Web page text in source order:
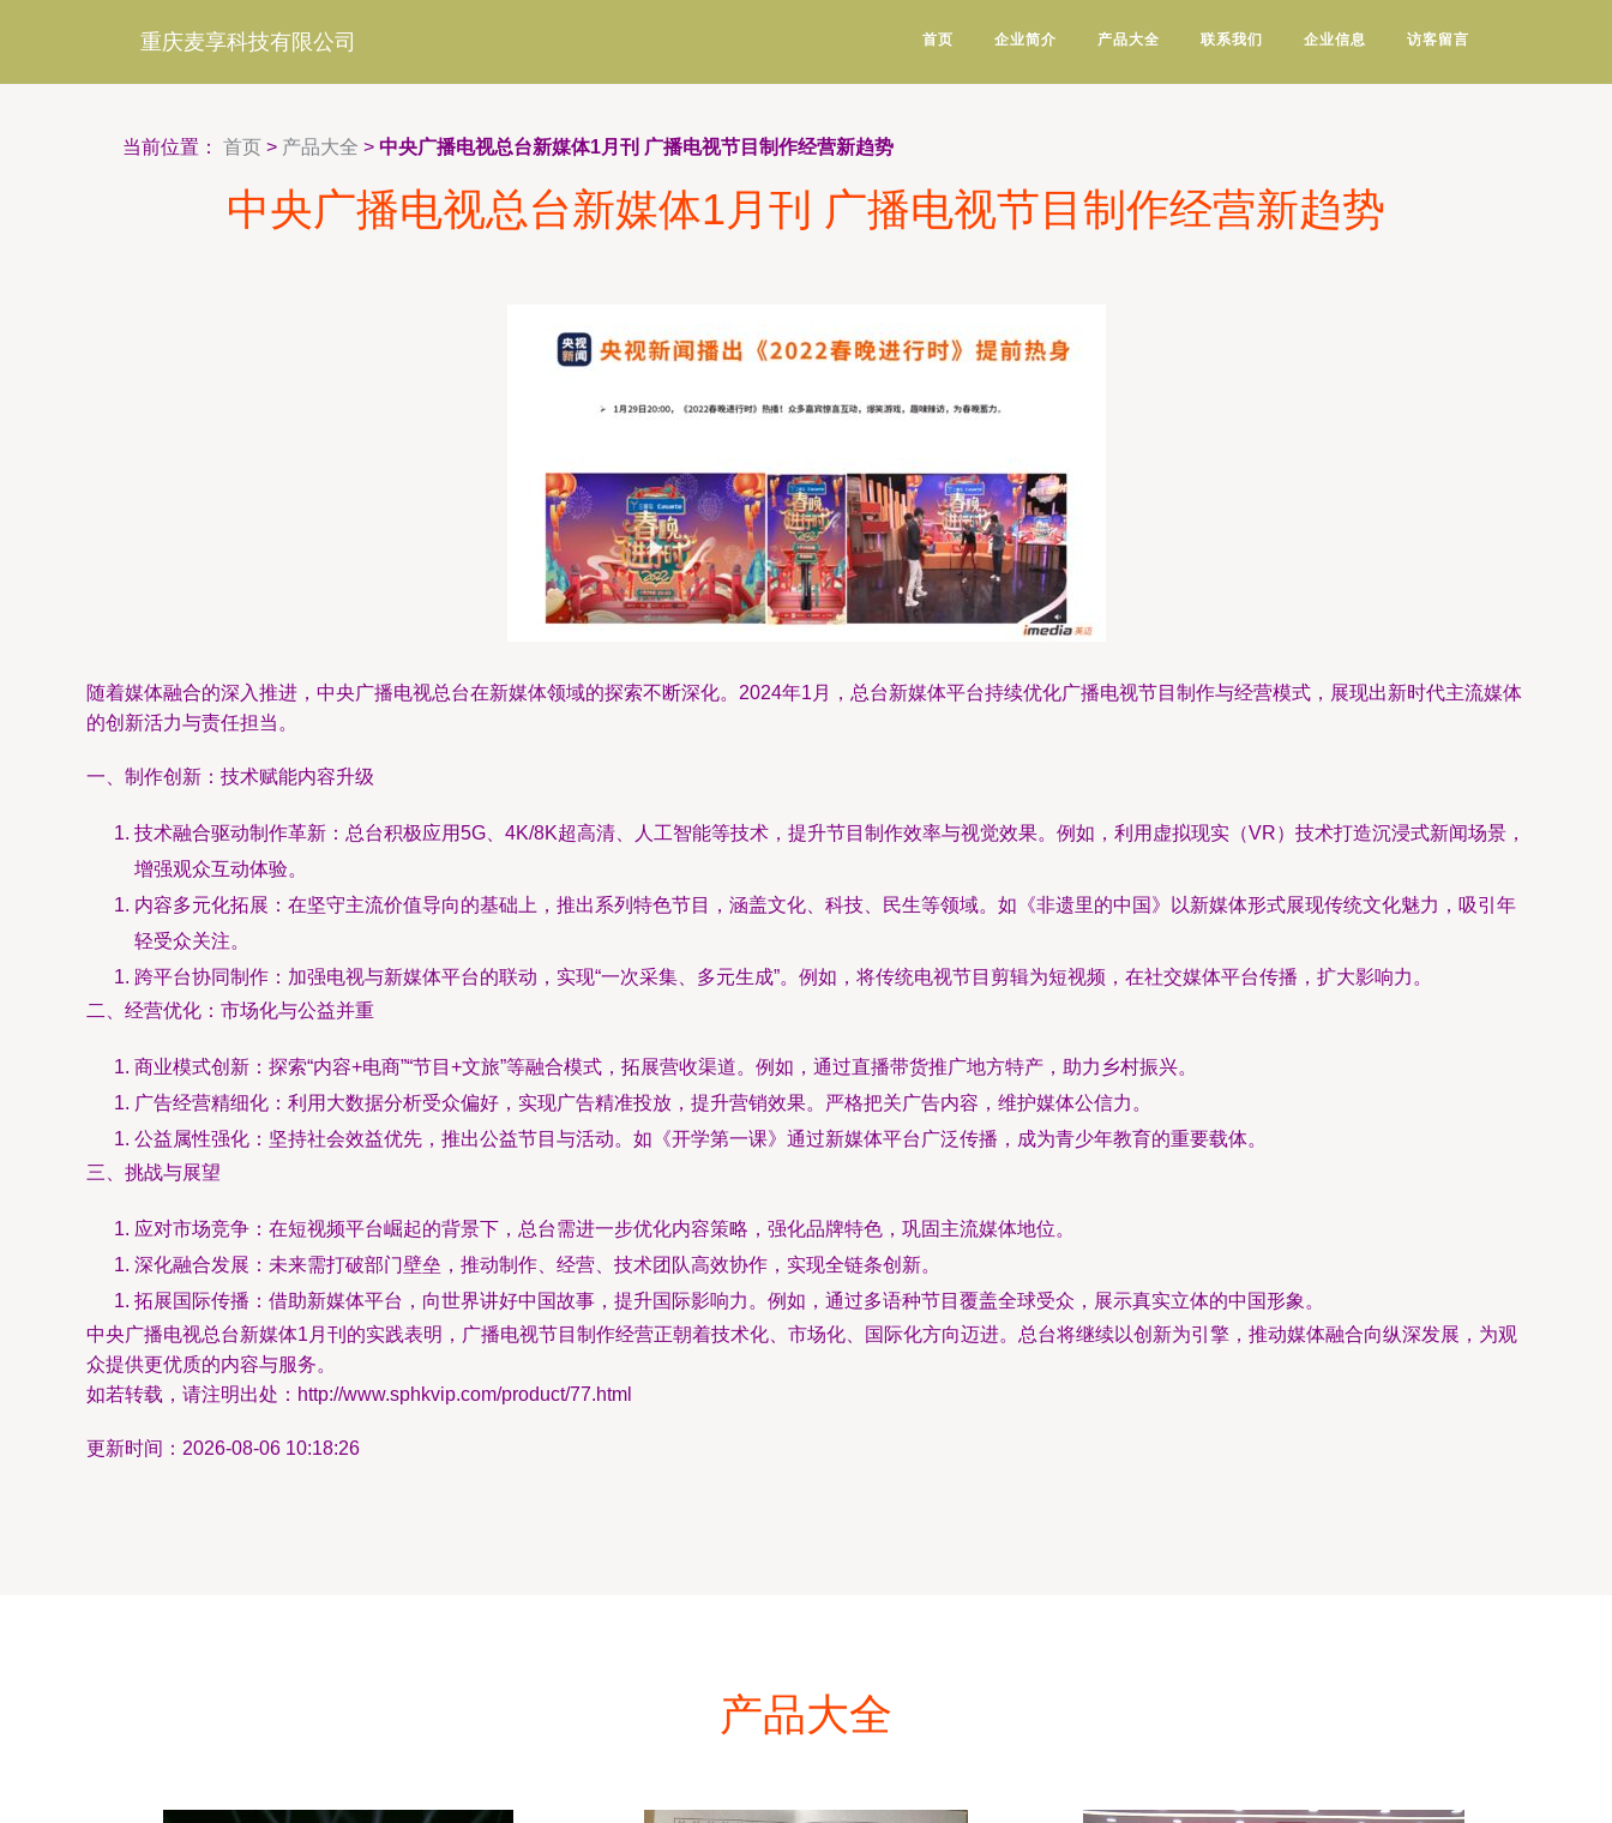
重庆麦享科技有限公司 首页 企业简介 产品大全 联系我们 企业信息 访客留言
当前位置： 首页 > 产品大全 > 中央广播电视总台新媒体1月刊 广播电视节目制作经营新趋势
中央广播电视总台新媒体1月刊 广播电视节目制作经营新趋势
随着媒体融合的深入推进，中央广播电视总台在新媒体领域的探索不断深化。2024年1月，总台新媒体平台持续优化广播电视节目制作与经营模式，展现出新时代主流媒体
的创新活力与责任担当。
一、制作创新：技术赋能内容升级
技术融合驱动制作革新：总台积极应用5G、4K/8K超高清、人工智能等技术，提升节目制作效率与视觉效果。例如，利用虚拟现实（VR）技术打造沉浸式新闻场景，
增强观众互动体验。
内容多元化拓展：在坚守主流价值导向的基础上，推出系列特色节目，涵盖文化、科技、民生等领域。如《非遗里的中国》以新媒体形式展现传统文化魅力，吸引年
轻受众关注。
跨平台协同制作：加强电视与新媒体平台的联动，实现“一次采集、多元生成”。例如，将传统电视节目剪辑为短视频，在社交媒体平台传播，扩大影响力。
二、经营优化：市场化与公益并重
商业模式创新：探索“内容+电商”“节目+文旅”等融合模式，拓展营收渠道。例如，通过直播带货推广地方特产，助力乡村振兴。
广告经营精细化：利用大数据分析受众偏好，实现广告精准投放，提升营销效果。严格把关广告内容，维护媒体公信力。
公益属性强化：坚持社会效益优先，推出公益节目与活动。如《开学第一课》通过新媒体平台广泛传播，成为青少年教育的重要载体。
三、挑战与展望
应对市场竞争：在短视频平台崛起的背景下，总台需进一步优化内容策略，强化品牌特色，巩固主流媒体地位。
深化融合发展：未来需打破部门壁垒，推动制作、经营、技术团队高效协作，实现全链条创新。
拓展国际传播：借助新媒体平台，向世界讲好中国故事，提升国际影响力。例如，通过多语种节目覆盖全球受众，展示真实立体的中国形象。
中央广播电视总台新媒体1月刊的实践表明，广播电视节目制作经营正朝着技术化、市场化、国际化方向迈进。总台将继续以创新为引擎，推动媒体融合向纵深发展，为观
众提供更优质的内容与服务。
如若转载，请注明出处：http://www.sphkvip.com/product/77.html
更新时间：2026-08-06 10:18:26
产品大全